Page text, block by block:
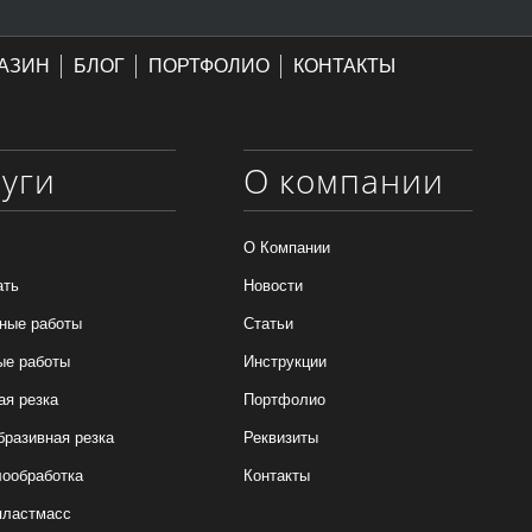
БЛОГ ПОРТФОЛИО КОНТАКТЫ
работы
работы
резка
резка
О компании
О Компании
Новости
Статьи
Инструкции
Портфолио
Реквизиты
Контакты